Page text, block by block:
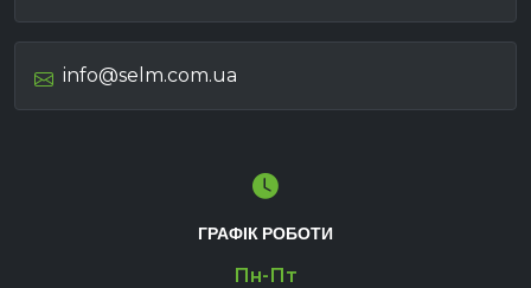
info@selm.com.ua
ГРАФІК РОБОТИ
Пн-Пт